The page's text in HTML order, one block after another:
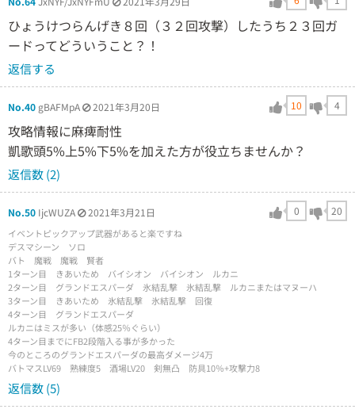
ひょうけつらんげき８回（３２回攻撃）したうち２３回ガ
ードってどういうこと？！
返信する
No.40 gBAFMpA 2021年3月20日 10 4
攻略情報に麻痺耐性
凱歌頭5%上5%下5%を加えた方が役立ちませんか？
返信数 (2)
No.50 IjcWUZA 2021年3月21日 0 20
イベントピックアップ武器があると楽ですね
デスマシーン ソロ
バト 魔戦 魔戦 賢者
1ターン目 きあいため バイシオン バイシオン ルカニ
2ターン目 グランドエスパーダ 氷結乱撃 氷結乱撃 ルカニまたはマヌーハ
3ターン目 きあいため 氷結乱撃 氷結乱撃 回復
4ターン目 グランドエスパーダ
ルカニはミスが多い（体感25％ぐらい）
4ターン目までにFB2段階入る事が多かった
今のところのグランドエスパーダの最高ダメージ4万
バトマスLV69 熟練度5 酒場LV20 剣無凸 防具10％+攻撃力8
返信数 (5)